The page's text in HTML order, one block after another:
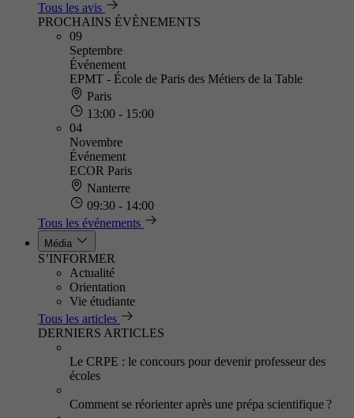
Tous les avis
PROCHAINS ÉVÈNEMENTS
09
Septembre
Événement
EPMT - École de Paris des Métiers de la Table
Paris
13:00 - 15:00
04
Novembre
Événement
ECOR Paris
Nanterre
09:30 - 14:00
Tous les événements
Média
S’INFORMER
Actualité
Orientation
Vie étudiante
Tous les articles
DERNIERS ARTICLES
Le CRPE : le concours pour devenir professeur des
écoles
Comment se réorienter après une prépa scientifique ?